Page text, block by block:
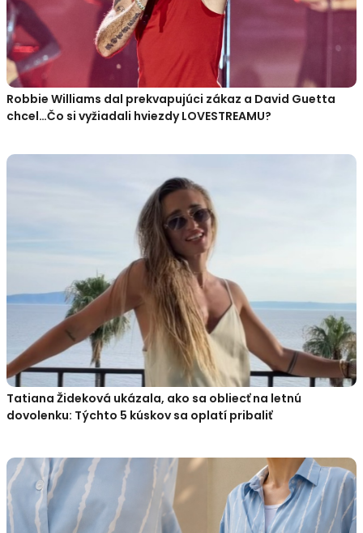
Robbie Williams dal prekvapujúci zákaz a David Guetta
chcel…Čo si vyžiadali hviezdy LOVESTREAMU?
Tatiana Žideková ukázala, ako sa obliecť na letnú
dovolenku: Týchto 5 kúskov sa oplatí pribaliť